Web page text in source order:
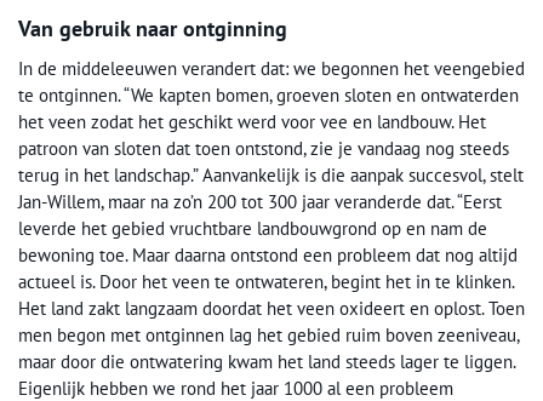
Van gebruik naar ontginning
In de middeleeuwen verandert dat: we begonnen het veengebied
te ontginnen. “We kapten bomen, groeven sloten en ontwaterden
het veen zodat het geschikt werd voor vee en landbouw. Het
patroon van sloten dat toen ontstond, zie je vandaag nog steeds
terug in het landschap.” Aanvankelijk is die aanpak succesvol, stelt
Jan-Willem, maar na zo’n 200 tot 300 jaar veranderde dat. “Eerst
leverde het gebied vruchtbare landbouwgrond op en nam de
bewoning toe. Maar daarna ontstond een probleem dat nog altijd
actueel is. Door het veen te ontwateren, begint het in te klinken.
Het land zakt langzaam doordat het veen oxideert en oplost. Toen
men begon met ontginnen lag het gebied ruim boven zeeniveau,
maar door die ontwatering kwam het land steeds lager te liggen.
Eigenlijk hebben we rond het jaar 1000 al een probleem